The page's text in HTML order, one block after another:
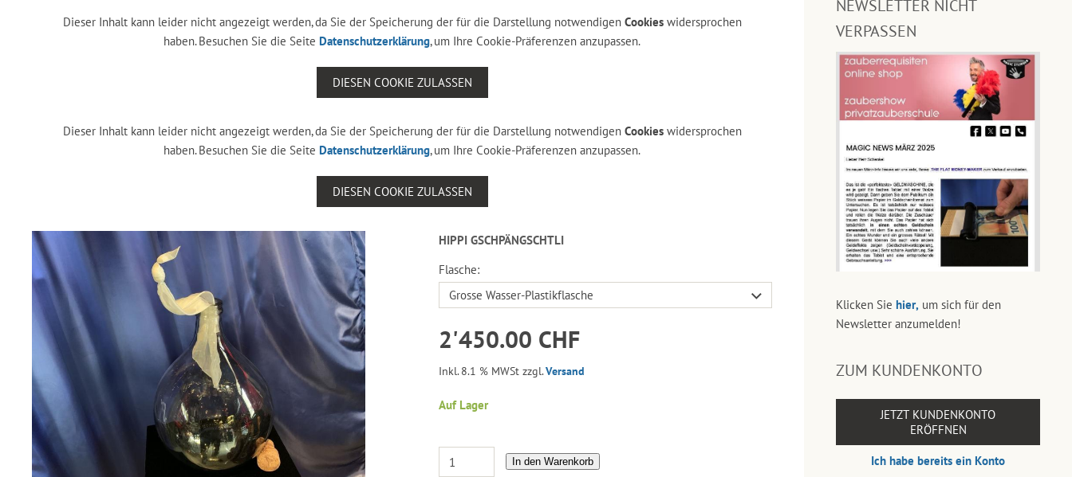
Dieser Inhalt kann leider nicht angezeigt werden, da Sie der Speicherung der für die Darstellung notwendigen Cookieswidersprochen
haben. Besuchen Sie die Seite Datenschutzerklärung, um Ihre Cookie-Präferenzen anzupassen.
DIESEN COOKIE ZULASSEN
Dieser Inhalt kann leider nicht angezeigt werden, da Sie der Speicherung der für die Darstellung notwendigen Cookieswidersprochen
haben. Besuchen Sie die Seite Datenschutzerklärung, um Ihre Cookie-Präferenzen anzupassen.
DIESEN COOKIE ZULASSEN
HIPPI GSCHPÄNGSCHTLI
Flasche:
2'450.00 CHF
Inkl. 8.1 % MWSt zzgl.Versand
Auf Lager
In den Warenkorb
NEWSLETTER NICHT
VERPASSEN
Klicken Sie hier, um sich für den
Newsletter anzumelden!
ZUM KUNDENKONTO
JETZT KUNDENKONTO
ERÖFFNEN
Ich habe bereits ein Konto